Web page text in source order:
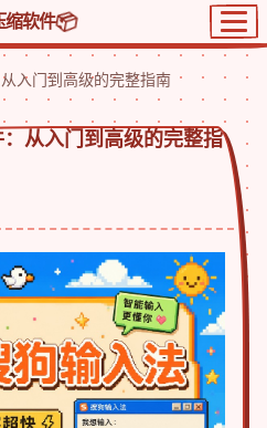
缩软件
入门到高级的完整指南
从入门到高级的完整指